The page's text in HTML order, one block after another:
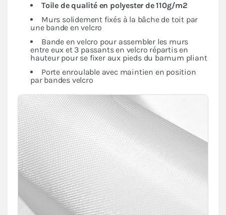
Toile de qualité en polyester de 110g/m2
Murs solidement fixés à la bâche de toit par
une bande en velcro
Bande en velcro pour assembler les murs
entre eux et 3 passants en velcro répartis en
hauteur pour se fixer aux pieds du barnum pliant
Porte enroulable avec maintien en position
par bandes velcro